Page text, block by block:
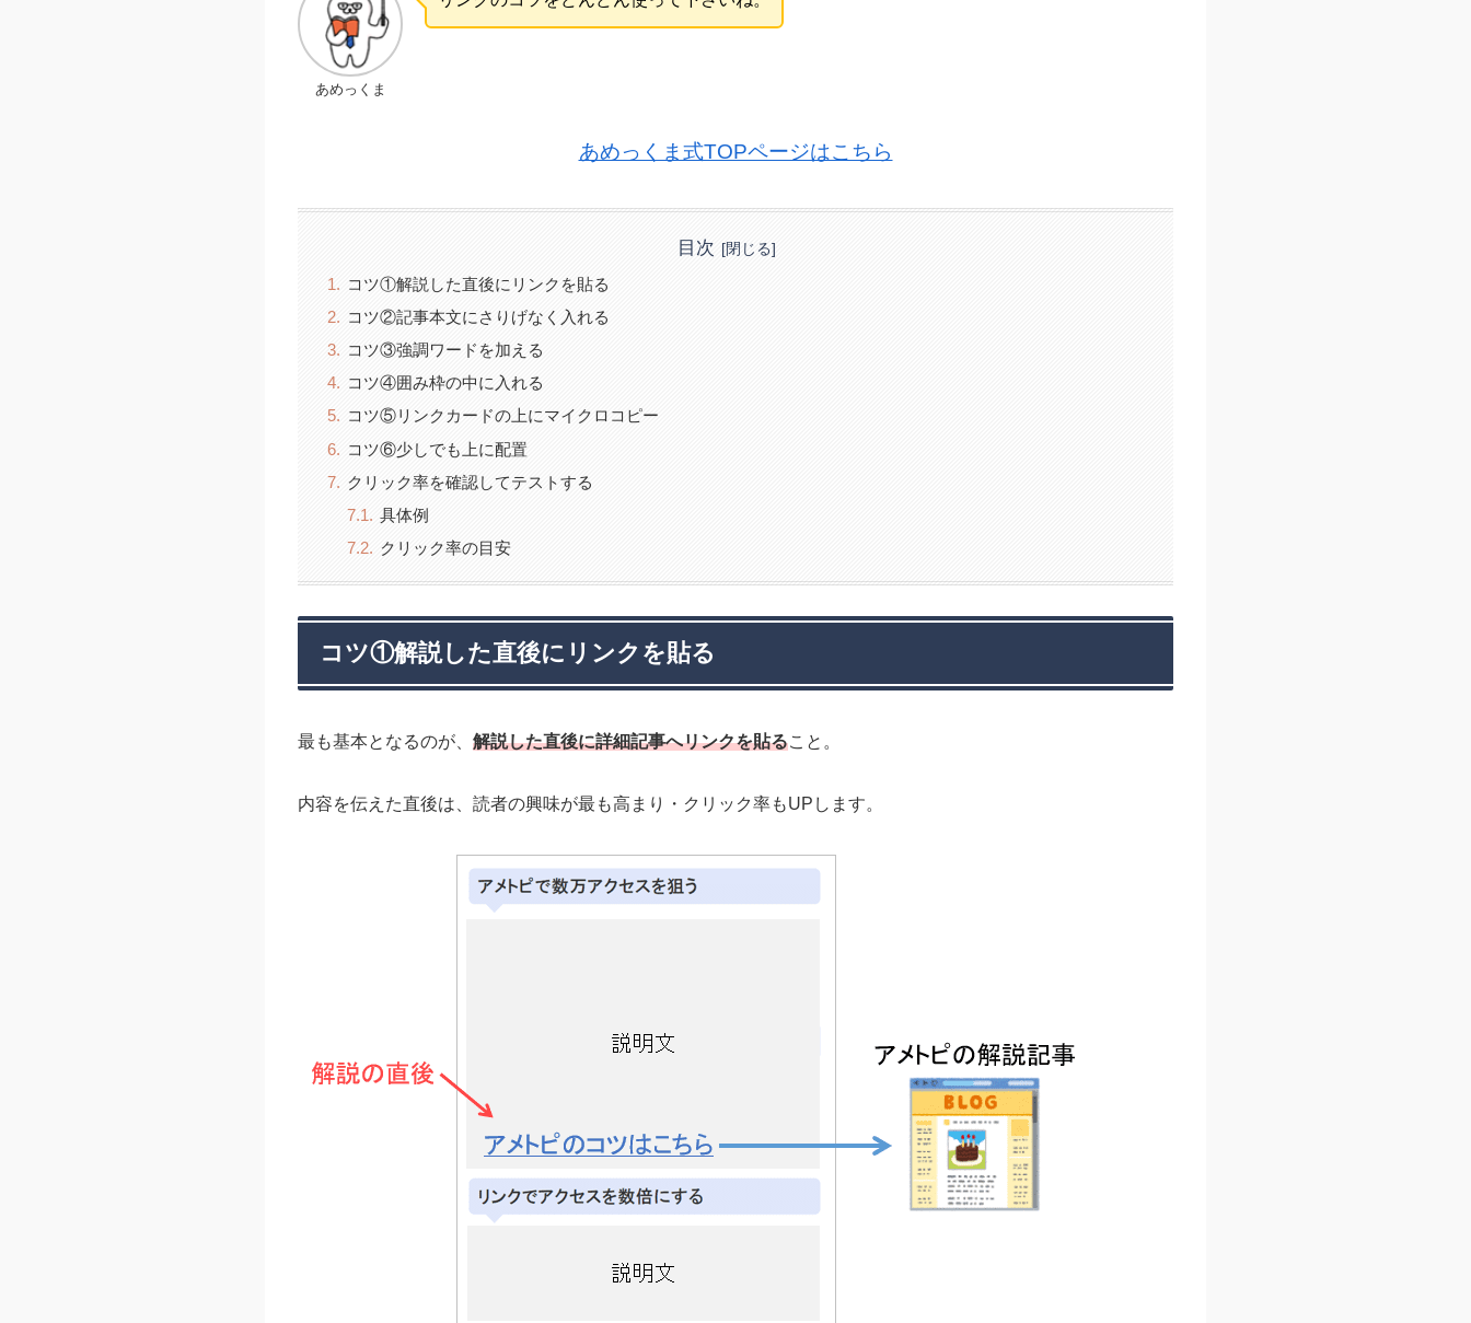
あめっくま
あめっくま式TOPページはこちら
目次
コツ①解説した直後にリンクを貼る
コツ②記事本文にさりげなく入れる
コツ③強調ワードを加える
コツ④囲み枠の中に入れる
コツ⑤リンクカードの上にマイクロコピー
コツ⑥少しでも上に配置
クリック率を確認してテストする
具体例
クリック率の目安
コツ①解説した直後にリンクを貼る
最も基本となるのが、 解説した直後に詳細記事へリンクを貼ること。
内容を伝えた直後は、読者の興味が最も高まり・クリック率もUPします。